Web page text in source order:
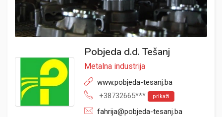
Pobjeda d.d. Tešanj
Metalna industrija
www.pobjeda-tesanj.ba
+38732665***
prikaži
fahrija@pobjeda-tesanj.ba